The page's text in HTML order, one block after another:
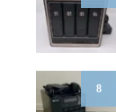
8